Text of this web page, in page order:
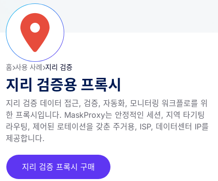
홈 사용 사례 지리 검증
지리 검증용 프록시
지리 검증 데이터 접근, 검증, 자동화, 모니터링 워크플로를 위
한 프록시입니다. MaskProxy는 안정적인 세션, 지역 타기팅
라우팅, 제어된 로테이션을 갖춘 주거용, ISP, 데이터센터 IP를
제공합니다.
지리 검증 프록시 구매